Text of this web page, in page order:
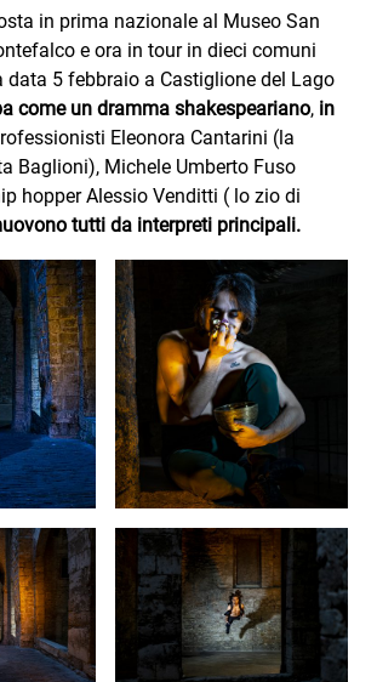
in prima nazionale al Museo San
e ora in tour in dieci comuni
data 5 febbraio a Castiglione del Lago
come un dramma shakespeariano, in
Eleonora Cantarini (la
Baglioni), Michele Umberto Fuso
hopper Alessio Venditti ( lo zio di
tutti da interpreti principali.